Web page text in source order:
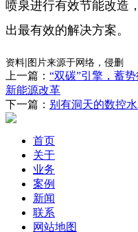
喷泉进行有效节能改造
出最有效的解决方案。
资料|图片来源于网络，侵删
上一篇： “双碳”引擎，蓄
新能源改革
下一篇： 别有洞天的数控
首页
关于
业务
案例
新闻
联系
网站地图